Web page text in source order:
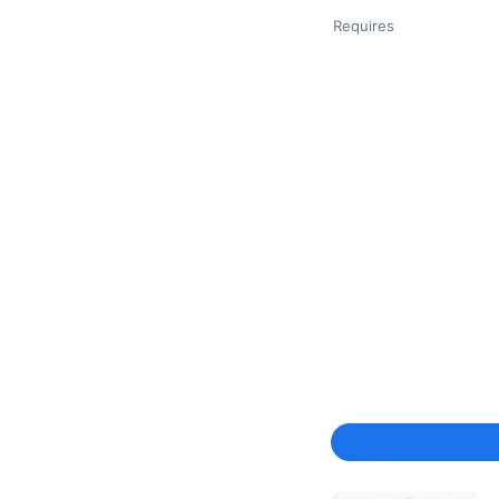
Requires